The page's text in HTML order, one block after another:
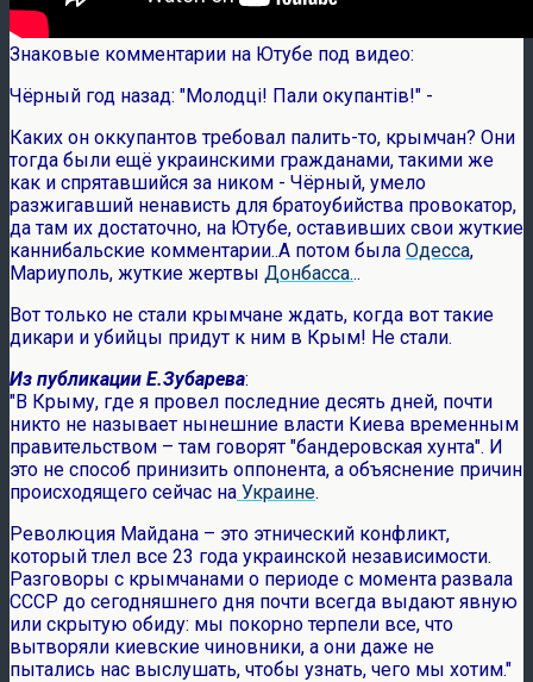
Знаковые комментарии на Ютубе под видео:
Чёрный год назад: "Молодці! Пали окупантів!" -
Каких он оккупантов требовал палить-то, крымчан? Они
тогда были ещё украинскими гражданами, такими же
как и спрятавшийся за ником - Чёрный, умело
разжигавший ненависть для братоубийства провокатор,
да там их достаточно, на Ютубе, оставивших свои жуткие
каннибальские комментарии..А потом была Одесса,
Мариуполь, жуткие жертвы Донбасса...
Вот только не стали крымчане ждать, когда вот такие
дикари и убийцы придут к ним в Крым! Не стали.
Из публикации Е.Зубарева:
"В Крыму, где я провел последние десять дней, почти
никто не называет нынешние власти Киева временным
правительством – там говорят "бандеровская хунта". И
это не способ принизить оппонента, а объяснение причин
происходящего сейчас на Украине.
Революция Майдана – это этнический конфликт,
который тлел все 23 года украинской независимости.
Разговоры с крымчанами о периоде с момента развала
СССР до сегодняшнего дня почти всегда выдают явную
или скрытую обиду: мы покорно терпели все, что
вытворяли киевские чиновники, а они даже не
пытались нас выслушать, чтобы узнать, чего мы хотим."